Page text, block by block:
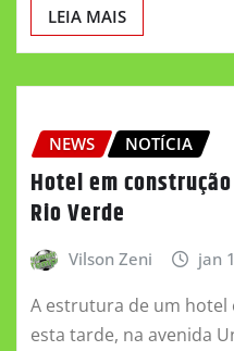
LEIA MAIS
NEWS NOTÍCIA
Hotel em
Rio Verde
Vilson Zeni jan
A estrutura de um hotel
esta tarde, na avenida